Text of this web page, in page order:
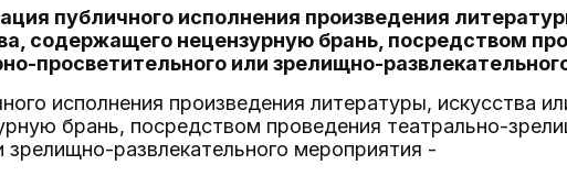
публичного исполнения произведения
содержащего нецензурную брань, посредством
просветительного или зрелищно-
исполнения произведения литературы, искусства
брань, посредством проведения театрально-
зрелищно-развлекательного мероприятия -